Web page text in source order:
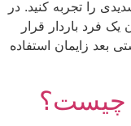
را تجربه کنید. در
فرد باردار قرار
بعد زایمان استفاده
چیست؟